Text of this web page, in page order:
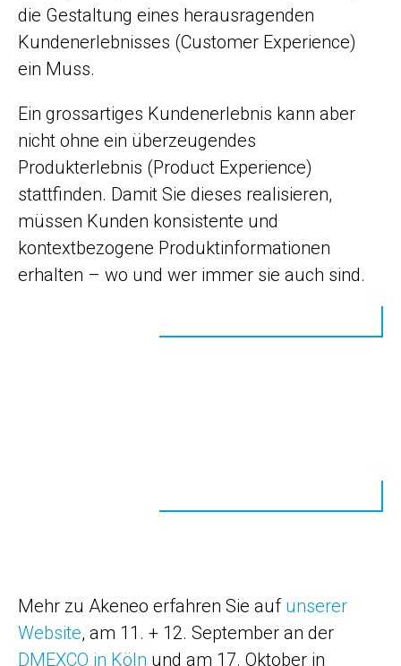
die Gestaltung eines herausragenden
Kundenerlebnisses (Customer Experience)
ein Muss.
Ein grossartiges Kundenerlebnis kann aber
nicht ohne ein überzeugendes
Produkterlebnis (Product Experience)
stattfinden. Damit Sie dieses realisieren,
müssen Kunden konsistente und
kontextbezogene Produktinformationen
erhalten – wo und wer immer sie auch sind.
Mehr zu Akeneo erfahren Sie auf unserer
Website, am 11. + 12. September an der
DMEXCO in Köln und am 17. Oktober in